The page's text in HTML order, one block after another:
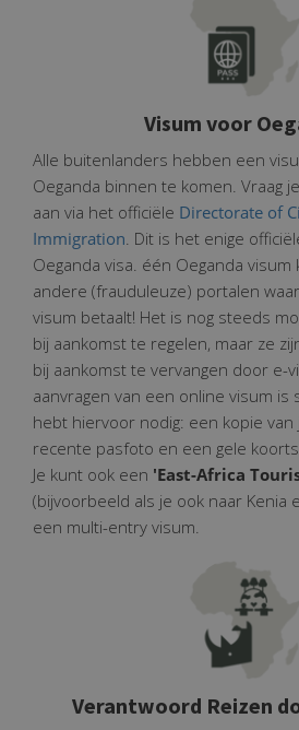
Visum voor
Alle buitenlanders hebben een
Oeganda binnen te komen. Vraag je
aan via het officiële Directorate of
Immigration. Dit is het enige
Oeganda visa. één Oeganda
andere (frauduleuze) portalen
visum betaalt! Het is nog steeds
bij aankomst te regelen, maar ze
bij aankomst te vervangen door e-
aanvragen van een online visum is
hebt hiervoor nodig: een kopie
recente pasfoto en een gele
Je kunt ook een 'East-Africa
(bijvoorbeeld als je ook naar Kenia
een multi-entry visum.
Verantwoord Reizen